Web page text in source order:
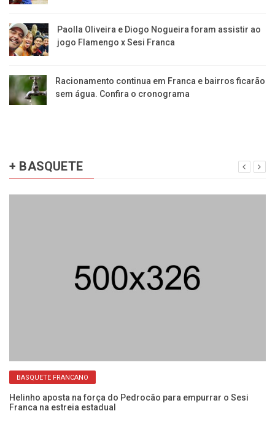
Paolla Oliveira e Diogo Nogueira foram assistir ao
jogo Flamengo x Sesi Franca
Racionamento continua em Franca e bairros ficarão
sem água. Confira o cronograma
+ BASQUETE
BASQUETE FRANCANO
Helinho aposta na força do Pedrocão para empurrar o Sesi
Franca na estreia estadual